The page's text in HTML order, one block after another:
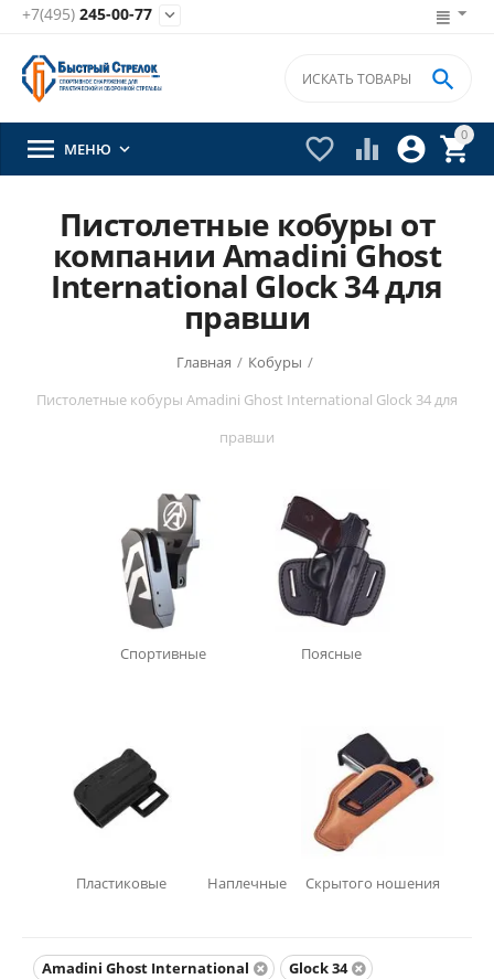
+7(495) 245-00-77 
0


 

 МЕНЮ 
Пистолетные кобуры от
компании Amadini Ghost
International Glock 34 для
правши
Главная / Кобуры /
Пистолетные кобуры Amadini Ghost International Glock 34 для
правши
Спортивные Поясные
Пластиковые Наплечные Скрытого ношения
Amadini Ghost International
Glock 34